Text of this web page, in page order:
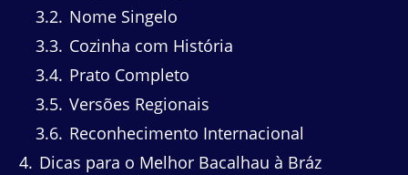
3.2 Nome Singelo
3.3 Cozinha com História
3.4 Prato Completo
3.5 Versões Regionais
3.6 Reconhecimento Internacional
4 Dicas para o Melhor Bacalhau à Bráz